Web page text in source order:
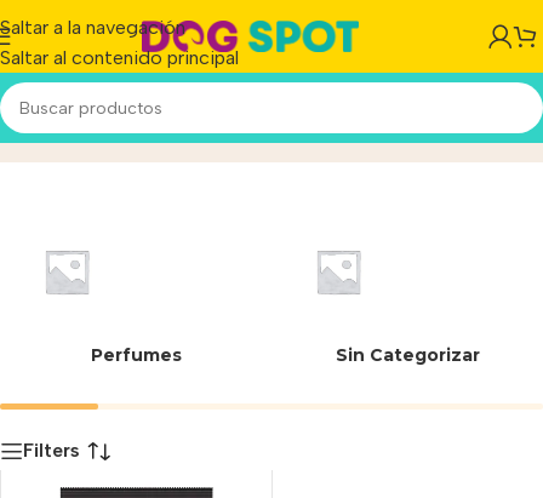
Saltar a la navegación
Saltar al contenido principal
7613036021661Inicio/Producto
Perfumes Sin Categorizar
Filters